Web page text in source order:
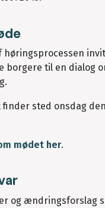
høringsprocessen
borgere til en dialog
sted onsdag den
mødet her.
og ændringsforslag